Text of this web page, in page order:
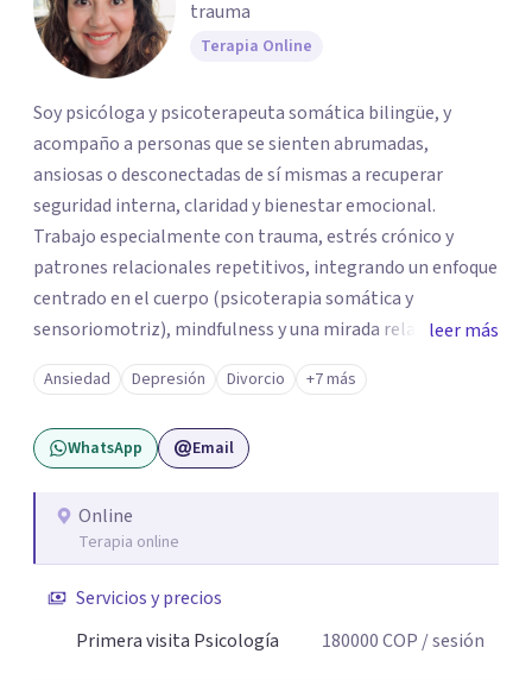
trauma
Terapia Online
Soy psicóloga y psicoterapeuta somática bilingüe, y
acompaño a personas que se sienten abrumadas,
ansiosas o desconectadas de sí mismas a recuperar
seguridad interna, claridad y bienestar emocional.
Trabajo especialmente con trauma, estrés crónico y
patrones relacionales repetitivos, integrando un enfoque
centrado en el cuerpo (psicoterapia somática y
sensoriomotriz), mindfulness y una mirada relacional y
psicodinámica. En terapia te ayudo a entender lo que te
pasa sin juicio, a regular tu sistema nervioso y a
desarrollar recursos concretos para sentirte más
presente, estable y en paz contigo. También tengo
lo que me permite abordar dinámicas profundas que
pueden estar influyendo en tu historia y tus vínculos
leer más
Ansiedad Depresión Divorcio +7 más
WhatsApp Email
Online
Terapia online
Servicios y precios
Primera visita Psicología
180000COP / sesión